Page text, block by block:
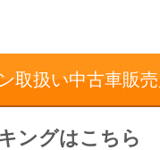
取扱い中古車販
ングはこちら